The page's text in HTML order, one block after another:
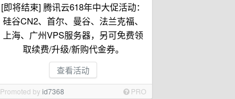
[即将结束] 腾讯云618年中大促活动：
硅谷CN2、首尔、曼谷、法兰克福、
上海、广州VPS服务器，另可免费领
取续费/升级/新购代金券。
查看活动
Promoted byid7368 PRO